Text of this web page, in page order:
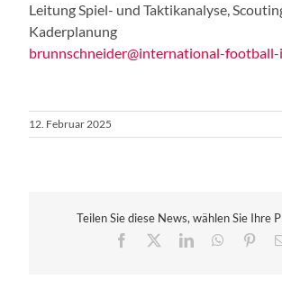
Leitung Spiel- und Taktikanalyse,
Kaderplanung
brunnschneider@international-
12. Februar 2025
Teilen Sie diese News, wählen Sie Ihre
Facebook
LinkedIn